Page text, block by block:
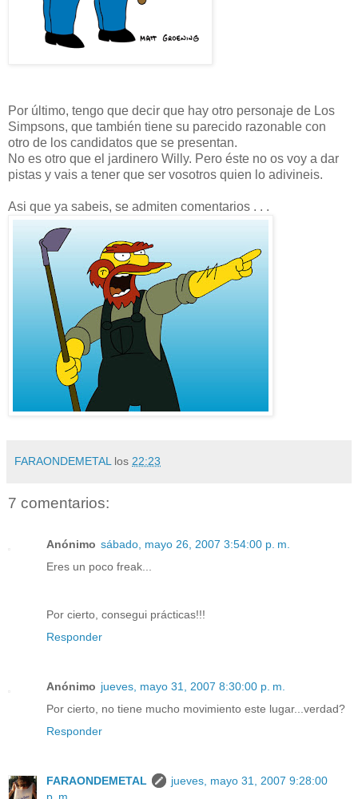
Por último, tengo que decir que hay otro personaje de Los
Simpsons, que también tiene su parecido razonable con
otro de los candidatos que se presentan.
No es otro que el jardinero Willy. Pero éste no os voy a dar
pistas y vais a tener que ser vosotros quien lo adivineis.
Asi que ya sabeis, se admiten comentarios . . .
FARAONDEMETAL los 22:23
7 comentarios:
Anónimo sábado, mayo 26, 2007 3:54:00 p. m.
Eres un poco freak...
Por cierto, consegui prácticas!!!
Responder
Anónimo jueves, mayo 31, 2007 8:30:00 p. m.
Por cierto, no tiene mucho movimiento este lugar...verdad?
Responder
FARAONDEMETAL
jueves, mayo 31, 2007 9:28:00